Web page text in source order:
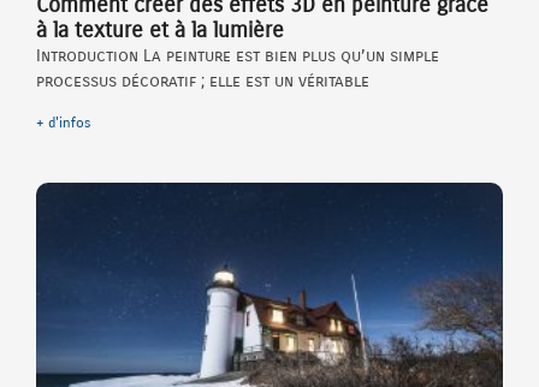
à la texture et à la lumière
Introduction La peinture est bien plus qu’un simple
processus décoratif ; elle est un véritable
+ d'infos